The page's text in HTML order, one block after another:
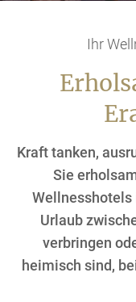
Ihr
Kraft tanken,
Sie
Wellnesshotels
Urlaub
verbringen
heimisch sind,